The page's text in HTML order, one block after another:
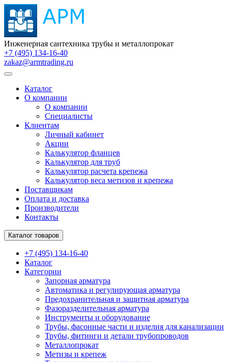
Инженерная сантехника трубы и металлопрокат
+7 (495) 134-16-40
zakaz@armtrading.ru
Каталог
О компании
О компании
Специалисты
Клиентам
Личный кабинет
Акции
Калькулятор фланцев
Калькулятор для труб
Калькулятор расчета крепежа
Калькулятор веса метизов и крепежа
Поставщикам
Оплата и доставка
Производители
Контакты
Каталог товаров
+7 (495) 134-16-40
Каталог
Категории
Запорная арматура
Автоматика и регулирующая арматура
Предохранительная и защитная арматура
Фазоразделительная арматура
Инструменты и оборудование
Трубы, фасонные части и изделия для канализации
Трубы, фитинги и детали трубопроводов
Металлопрокат
Метизы и крепеж